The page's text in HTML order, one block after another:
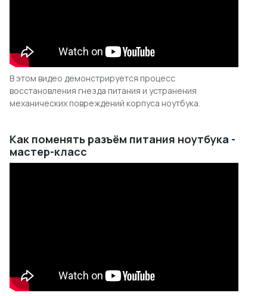
В этом видео демонстрируется процесс
восстановления гнезда питания и устранения
механических повреждений корпуса ноутбука.
Как поменять разъём питания ноутбука -
мастер-класс